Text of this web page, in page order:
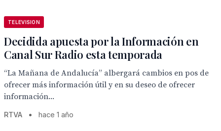
TELEVISION
Decidida apuesta por la Información en
Canal Sur Radio esta temporada
“La Mañana de Andalucía” albergará cambios en pos de
ofrecer más información útil y en su deseo de ofrecer
información...
RTVA • hace 1 año